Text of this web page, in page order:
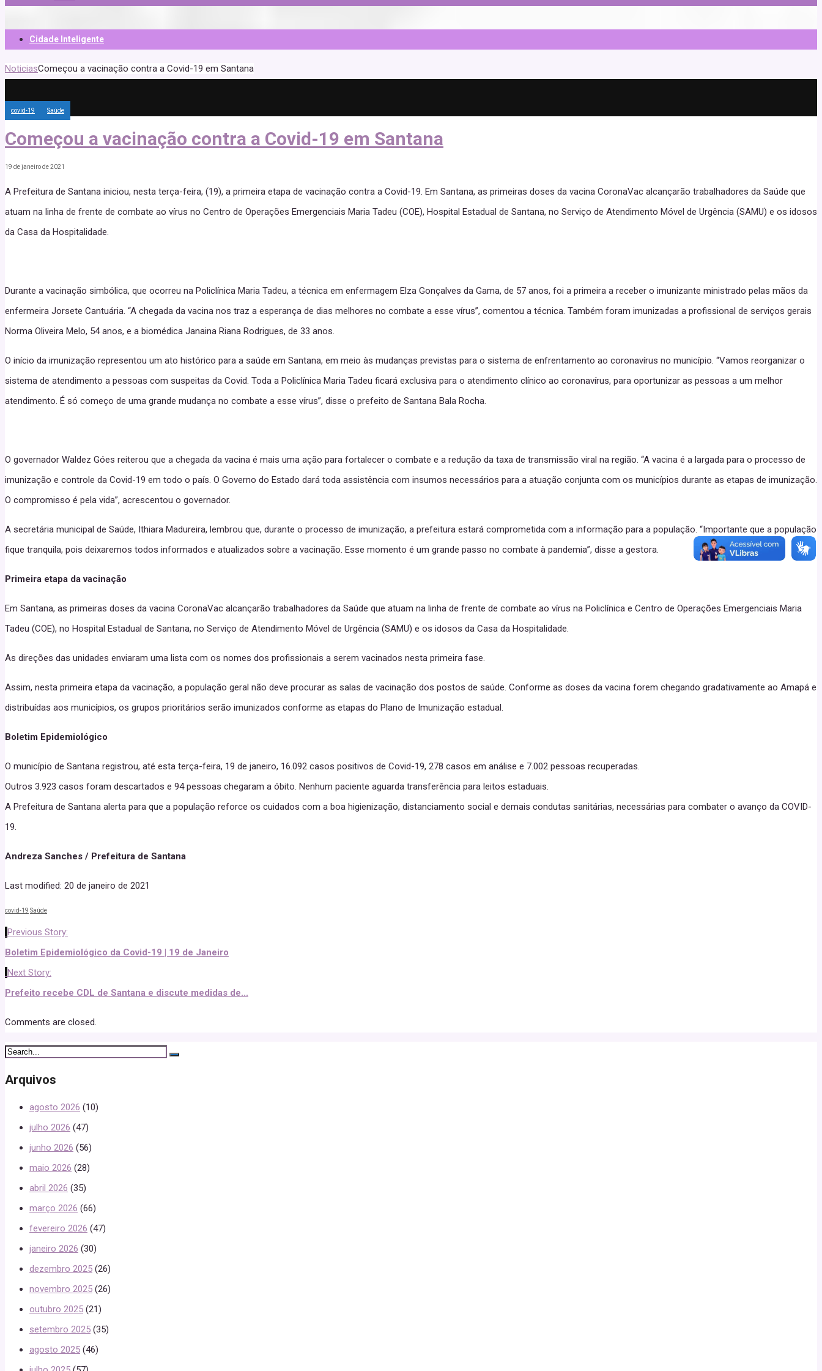
Cidade Inteligente
NoticiasComeçou a vacinação contra a Covid-19 em Santana
covid-19 Saúde
Começou a vacinação contra a Covid-19 em Santana
19 de janeiro de 2021
A Prefeitura de Santana iniciou, nesta terça-feira, (19), a primeira etapa de vacinação contra a Covid-19. Em Santana, as primeiras doses da vacina CoronaVac alcançarão trabalhadores da Saúde que
atuam na linha de frente de combate ao vírus no Centro de Operações Emergenciais Maria Tadeu (COE), Hospital Estadual de Santana, no Serviço de Atendimento Móvel de Urgência (SAMU) e os idosos
da Casa da Hospitalidade.
Durante a vacinação simbólica, que ocorreu na Policlínica Maria Tadeu, a técnica em enfermagem Elza Gonçalves da Gama, de 57 anos, foi a primeira a receber o imunizante ministrado pelas mãos da
enfermeira Jorsete Cantuária. “A chegada da vacina nos traz a esperança de dias melhores no combate a esse vírus”, comentou a técnica. Também foram imunizadas a profissional de serviços gerais
Norma Oliveira Melo, 54 anos, e a biomédica Janaina Riana Rodrigues, de 33 anos.
O início da imunização representou um ato histórico para a saúde em Santana, em meio às mudanças previstas para o sistema de enfrentamento ao coronavírus no município. “Vamos reorganizar o
sistema de atendimento a pessoas com suspeitas da Covid. Toda a Policlínica Maria Tadeu ficará exclusiva para o atendimento clínico ao coronavírus, para oportunizar as pessoas a um melhor
atendimento. É só começo de uma grande mudança no combate a esse vírus”, disse o prefeito de Santana Bala Rocha.
O governador Waldez Góes reiterou que a chegada da vacina é mais uma ação para fortalecer o combate e a redução da taxa de transmissão viral na região. “A vacina é a largada para o processo de
imunização e controle da Covid-19 em todo o país. O Governo do Estado dará toda assistência com insumos necessários para a atuação conjunta com os municípios durante as etapas de imunização.
O compromisso é pela vida”, acrescentou o governador.
A secretária municipal de Saúde, Ithiara Madureira, lembrou que, durante o processo de imunização, a prefeitura estará comprometida com a informação para a população. “Importante que a população
fique tranquila, pois deixaremos todos informados e atualizados sobre a vacinação. Esse momento é um grande passo no combate à pandemia”, disse a gestora.
Primeira etapa da vacinação
Em Santana, as primeiras doses da vacina CoronaVac alcançarão trabalhadores da Saúde que atuam na linha de frente de combate ao vírus na Policlínica e Centro de Operações Emergenciais Maria
Tadeu (COE), no Hospital Estadual de Santana, no Serviço de Atendimento Móvel de Urgência (SAMU) e os idosos da Casa da Hospitalidade.
As direções das unidades enviaram uma lista com os nomes dos profissionais a serem vacinados nesta primeira fase.
Assim, nesta primeira etapa da vacinação, a população geral não deve procurar as salas de vacinação dos postos de saúde. Conforme as doses da vacina forem chegando gradativamente ao Amapá e
distribuídas aos municípios, os grupos prioritários serão imunizados conforme as etapas do Plano de Imunização estadual.
Boletim Epidemiológico
O município de Santana registrou, até esta terça-feira, 19 de janeiro, 16.092 casos positivos de Covid-19, 278 casos em análise e 7.002 pessoas recuperadas.
Outros 3.923 casos foram descartados e 94 pessoas chegaram a óbito. Nenhum paciente aguarda transferência para leitos estaduais.
A Prefeitura de Santana alerta para que a população reforce os cuidados com a boa higienização, distanciamento social e demais condutas sanitárias, necessárias para combater o avanço da COVID-
19.
Andreza Sanches / Prefeitura de Santana
Last modified: 20 de janeiro de 2021
covid-19 Saúde
Previous Story:
Boletim Epidemiológico da Covid-19 | 19 de Janeiro
Next Story:
Prefeito recebe CDL de Santana e discute medidas de...
Comments are closed.
Arquivos
agosto 2026 (10)
julho 2026 (47)
junho 2026 (56)
maio 2026 (28)
abril 2026 (35)
março 2026 (66)
fevereiro 2026 (47)
janeiro 2026 (30)
dezembro 2025 (26)
novembro 2025 (26)
outubro 2025 (21)
setembro 2025 (35)
agosto 2025 (46)